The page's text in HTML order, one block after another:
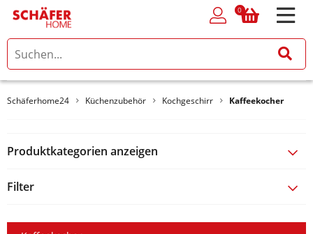
0
0
Schäferhome24 Küchenzubehör Kochgeschirr Kaffeekocher
Produktkategorien anzeigen
Filter